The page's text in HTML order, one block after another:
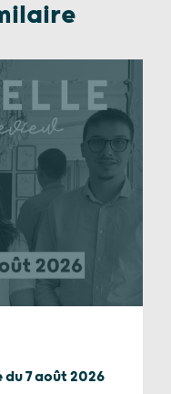
du 7 août 2026